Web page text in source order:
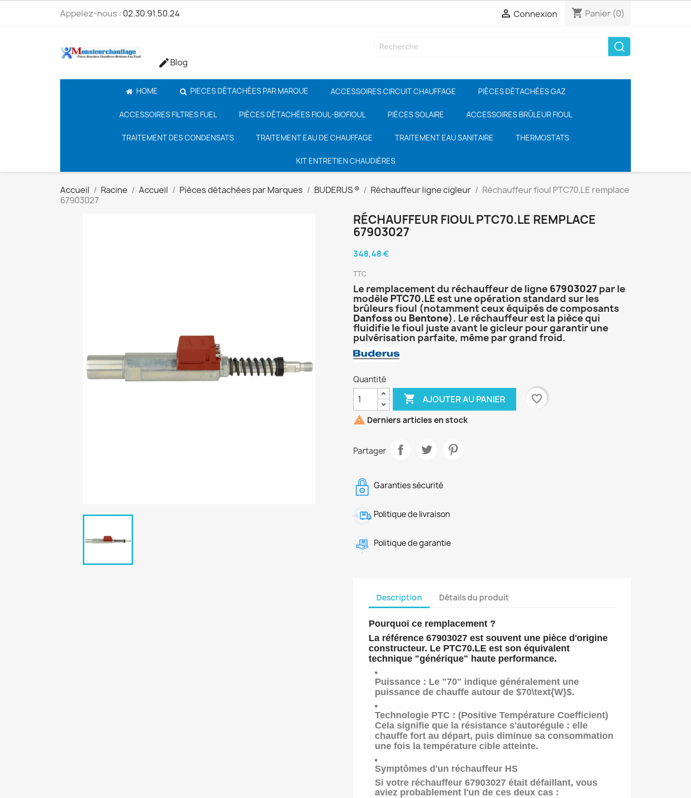
Appelez-nous : 02.30.91.50.24  Connexion shopping_cart Panier (0)
Blog
HOME PIECES DÉTACHÉES PAR MARQUE ACCESSOIRES CIRCUIT CHAUFFAGE PIÈCES DÉTACHÉES GAZ
ACCESSOIRES FILTRES FUEL PIÈCES DÉTACHÉES FIOUL-BIOFIOUL PIÈCES SOLAIRE ACCESSOIRES BRÛLEUR FIOUL
TRAITEMENT DES CONDENSATS TRAITEMENT EAU DE CHAUFFAGE TRAITEMENT EAU SANITAIRE THERMOSTATS
KIT ENTRETIEN CHAUDIÈRES
Accueil Racine Accueil Pièces détachées par Marques BUDERUS ® Réchauffeur ligne cigleur
Réchauffeur fioul PTC70.LE remplace
67903027
RÉCHAUFFEUR FIOUL PTC70.LE REMPLACE
67903027
348,48 €
TTC
Le remplacement du réchauffeur de ligne 67903027 par le
modèle PTC70.LEest une opération standard sur les
brûleurs fioul (notamment ceux équipés de composants
Danfossou Bentone). Le réchauffeur est la pièce qui
fluidifie le fioul juste avant le gicleur pour garantir une
pulvérisation parfaite, même par grand froid.
Quantité
 AJOUTER AU PANIER
favorite_border
 Derniers articles en stock
Partager
Garanties sécurité
Politique de livraison
Politique de garantie
Description Détails du produit
Pourquoi ce remplacement ?
La référence 67903027 est souvent une pièce d'origine
constructeur. Le PTC70.LE est son équivalent
technique "générique" haute performance.
Puissance : Le "70" indique généralement une
puissance de chauffe autour de $70\text{W}$.
Technologie PTC : (Positive Température Coefficient)
Cela signifie que la résistance s'autorégule : elle
chauffe fort au départ, puis diminue sa consommation
une fois la température cible atteinte.
Symptômes d'un réchauffeur HS
Si votre réchauffeur 67903027 était défaillant, vous
aviez probablement l'un de ces deux cas :